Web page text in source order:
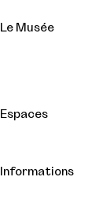
Le Musée
Espaces
Informations